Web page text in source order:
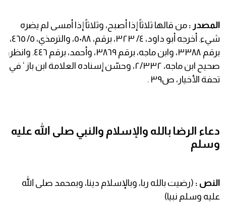
المصدر : من قالها ثلاثاً إذا أصبح، وثلاثاً إذا أمسى لم يضره
شيء. أخرجه أبو داود، ٤/ ٣٢٣، برقم، ٥٠٨٨، والترمذي، ٥/ ٤٦٥،
برقم ٣٣٨٨، وابن ماجه، برقم ٣٨٦٩، وأحمد، برقم ٤٤٦. وانظر:
صحيح ابن ماجه، ٢/٣٣٢، وحسّن إسناده العلامة ابن باز ‘ في
تحفة الأخيار، ص٣٩ .
دعاء الرضا بالله والإسلام والنبي صلى الله عليه
وسلم
النص : (رضيت بالله ربا، وبالإسلام دينا، وبمحمد صلى الله
عليه وسلم نبيا)